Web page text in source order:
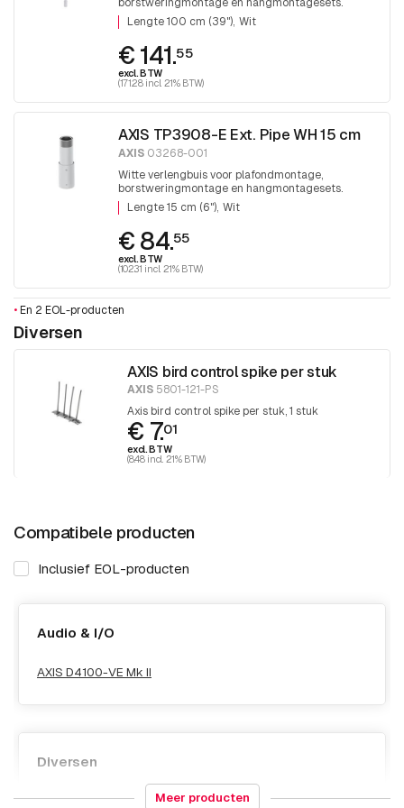
Lengte 100 cm (39") Wit
Lengte 100 cm (39") Wit
€ 141.55
excl. BTW
(171.28 incl. 21% BTW)
AXIS TP3908-E Ext. Pipe WH 15 cm
AXIS 03268-001
Witte verlengbuis voor plafondmontage,
borstweringmontage en hangmontagesets.
Lengte 15 cm (6") Wit
Lengte 15 cm (6") Wit
€ 84.55
excl. BTW
(102.31 incl. 21% BTW)
• En 2 EOL-producten
Diversen
AXIS bird control spike per stuk
AXIS 5801-121-PS
Axis bird control spike per stuk, 1 stuk
€ 7.01
excl. BTW
(8.48 incl. 21% BTW)
Compatibele producten
Inclusief EOL-producten
Audio & I/O
AXIS D4100-VE Mk II
Diversen
AXIS TP1001-E Wall-and-Pole Mount
Meer producten